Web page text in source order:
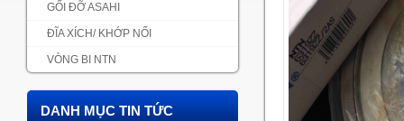
GỐI ĐỠ ASAHI
ĐĨA XÍCH/ KHỚP NỐI
VÒNG BI NTN
DANH MỤC TIN TỨC